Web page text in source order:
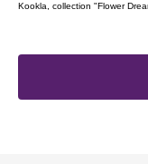
Kookla, collection "Flower